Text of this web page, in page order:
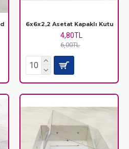
6x6x2,2 Asetat Kapaklı Kutu
4,80TL
6,00TL